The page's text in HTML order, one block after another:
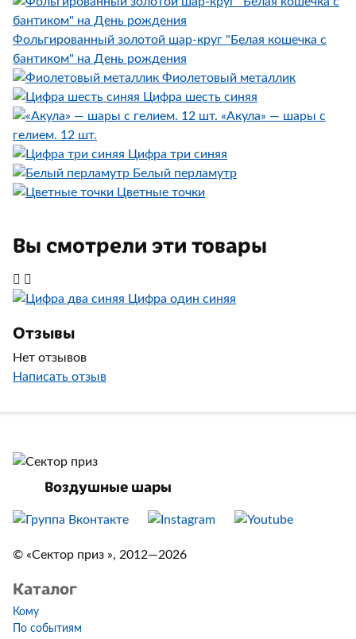
Фольгированный золотой шар-круг "Белая кошечка с
бантиком" на День рождения
Фиолетовый металлик
Цифра шесть синяя
«Акула» — шары с
гелием. 12 шт.
Цифра три синяя
Белый перламутр
Цветные точки
Вы смотрели эти товары
Цифра один синяя
Отзывы
Нет отзывов
Написать отзыв
Воздушные шары
© «Сектор приз », 2012—2026
Каталог
Кому
По событиям